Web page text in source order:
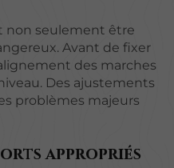
non seulement être
Avant de fixer
des marches
Des ajustements
problèmes majeurs
appropriés